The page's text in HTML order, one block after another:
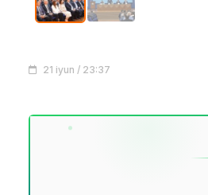
21 iyun / 23:37